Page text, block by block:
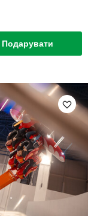
Подарувати